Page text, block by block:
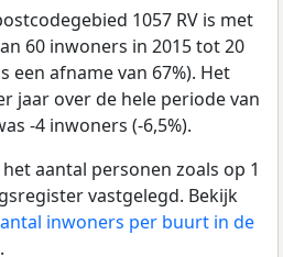
1057 RV is met
60 inwoners in 2015 tot 20
een afname van 67%). Het
jaar over de hele periode van
-4 inwoners (-6,5%).
aantal personen zoals op 1
vastgelegd. Bekijk
inwoners per buurt in de
.